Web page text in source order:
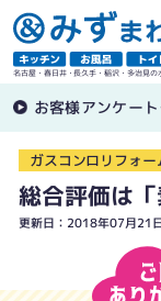
名古屋・春日井・長久手・稲沢・多治見の
お客様アンケー
ガスコンロリフォー
総合評価は「
更新日：2018年07月21